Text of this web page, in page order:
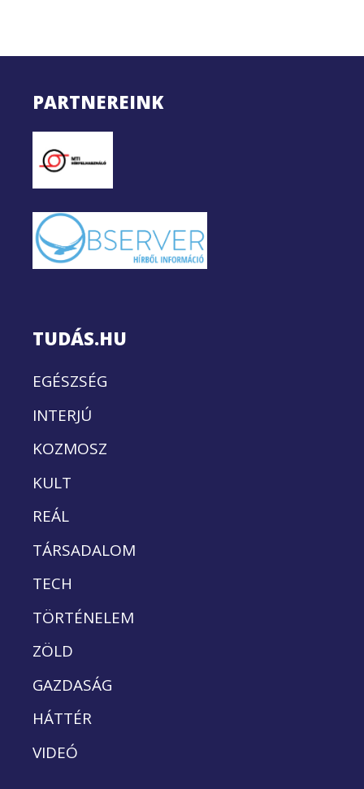
PARTNEREINK
TUDÁS.HU
EGÉSZSÉG
INTERJÚ
KOZMOSZ
KULT
REÁL
TÁRSADALOM
TECH
TÖRTÉNELEM
ZÖLD
GAZDASÁG
HÁTTÉR
VIDEÓ